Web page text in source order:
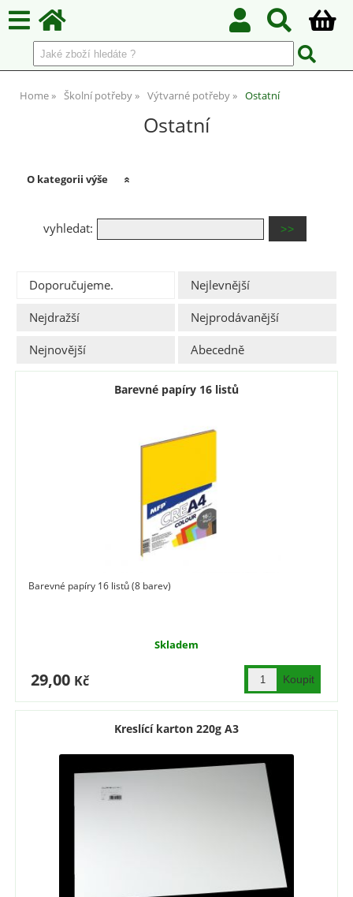
Home Školní potřeby Výtvarné potřeby Ostatní
Ostatní
O kategorii výše
vyhledat:
Doporučujeme.
Nejlevnější
Nejdražší
Nejprodávanější
Nejnovější
Abecedně
Barevné papíry 16 listů
Barevné papíry 16 listů (8 barev)
Skladem
29,00 Kč
Kreslící karton 220g A3